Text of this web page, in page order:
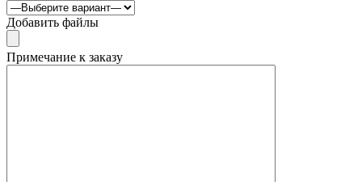
Добавить файлы
Примечание к заказу